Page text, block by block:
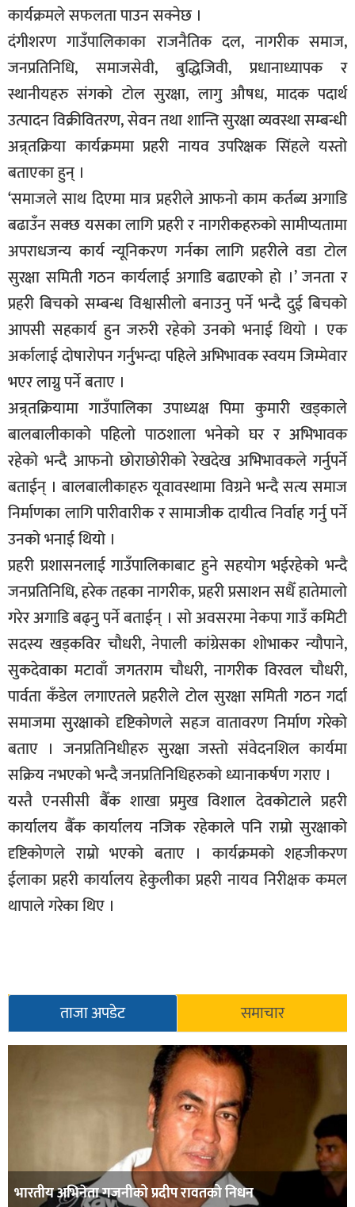
कार्यक्रमले सफलता पाउन सक्नेछ ।
दंगीशरण गाउँपालिकाका राजनैतिक दल, नागरीक समाज,
जनप्रतिनिधि, समाजसेवी, बुद्धिजिवी, प्रधानाध्यापक र
स्थानीयहरु संगको टोल सुरक्षा, लागु औषध, मादक पदार्थ
उत्पादन विक्रीवितरण, सेवन तथा शान्ति सुरक्षा व्यवस्था सम्बन्धी
अन्र्तक्रिया कार्यक्रममा प्रहरी नायव उपरिक्षक सिंहले यस्तो
बताएका हुन् ।
‘समाजले साथ दिएमा मात्र प्रहरीले आफनो काम कर्तब्य अगाडि
बढाउँन सक्छ यसका लागि प्रहरी र नागरीकहरुको सामीप्यतामा
अपराधजन्य कार्य न्यूनिकरण गर्नका लागि प्रहरीले वडा टोल
सुरक्षा समिती गठन कार्यलाई अगाडि बढाएको हो ।’ जनता र
प्रहरी बिचको सम्बन्ध विश्वासीलो बनाउनु पर्ने भन्दै दुई बिचको
आपसी सहकार्य हुन जरुरी रहेको उनको भनाई थियो । एक
अर्कालाई दोषारोपन गर्नुभन्दा पहिले अभिभावक स्वयम जिम्मेवार
भएर लाग्नु पर्ने बताए ।
अन्र्तक्रियामा गाउँपालिका उपाध्यक्ष पिमा कुमारी खड्काले
बालबालीकाको पहिलो पाठशाला भनेको घर र अभिभावक
रहेको भन्दै आफनो छोराछोरीको रेखदेख अभिभावकले गर्नुपर्ने
बताईन् । बालबालीकाहरु यूवावस्थामा विग्रने भन्दै सत्य समाज
निर्माणका लागि पारीवारीक र सामाजीक दायीत्व निर्वाह गर्नु पर्ने
उनको भनाई थियो ।
प्रहरी प्रशासनलाई गाउँपालिकाबाट हुने सहयोग भईरहेको भन्दै
जनप्रतिनिधि, हरेक तहका नागरीक, प्रहरी प्रसाशन सधैँ हातेमालो
गरेर अगाडि बढ्नु पर्ने बताईन् । सो अवसरमा नेकपा गाउँ कमिटी
सदस्य खड्कविर चौधरी, नेपाली कांग्रेसका शोभाकर न्यौपाने,
सुकदेवाका मटावाँ जगतराम चौधरी, नागरीक विरवल चौधरी,
पार्वता कँडेल लगाएतले प्रहरीले टोल सुरक्षा समिती गठन गर्दा
समाजमा सुरक्षाको दृष्टिकोणले सहज वातावरण निर्माण गरेको
बताए । जनप्रतिनिधीहरु सुरक्षा जस्तो संवेदनशिल कार्यमा
सक्रिय नभएको भन्दै जनप्रतिनिधिहरुको ध्यानाकर्षण गराए ।
यस्तै एनसीसी बैँक शाखा प्रमुख विशाल देवकोटाले प्रहरी
कार्यालय बैँक कार्यालय नजिक रहेकाले पनि राम्रो सुरक्षाको
दृष्टिकोणले राम्रो भएको बताए । कार्यक्रमको शहजीकरण
ईलाका प्रहरी कार्यालय हेकुलीका प्रहरी नायव निरीक्षक कमल
थापाले गरेका थिए ।
ताजा अपडेट समाचार
भारतीय अभिनेता गजनीको प्रदीप रावतको निधन